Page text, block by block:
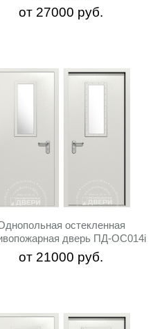
от 27000 руб.
остекленная
дверь ПД-ОС014i
от 21000 руб.